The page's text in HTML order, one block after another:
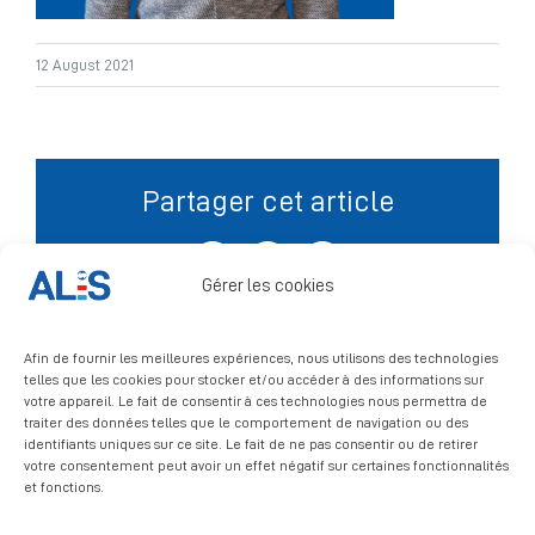
Gérer les cookies
Afin de fournir les meilleures expériences, nous utilisons des technologies
telles que les cookies pour stocker et/ou accéder à des informations sur
votre appareil. Le fait de consentir à ces technologies nous permettra de
traiter des données telles que le comportement de navigation ou des
identifiants uniques sur ce site. Le fait de ne pas consentir ou de retirer
votre consentement peut avoir un effet négatif sur certaines fonctionnalités
et fonctions.
Signalement
12 August 2021
Partager cet article